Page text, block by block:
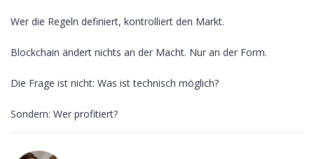
Wer die Regeln definiert, kontrolliert den Markt.
Blockchain ändert nichts an der Macht. Nur an der Form.
Die Frage ist nicht: Was ist technisch möglich?
Sondern: Wer profitiert?